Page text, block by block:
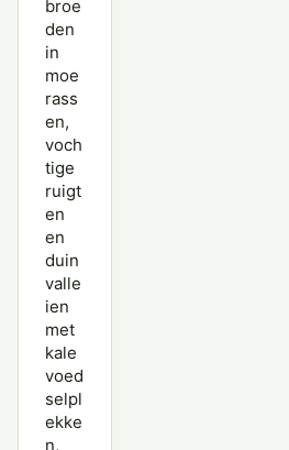
broe
den
in
moe
rass
en,
voch
tige
ruigt
en
en
duin
valle
ien
met
kale
voed
selpl
ekke
n,